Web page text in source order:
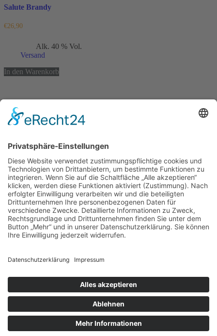
Salute Brandy
€26,90
Alk. 40 % Vol.
Versand
In den Warenkorb
Mühlenstr. 30 | 49661 Cloppenburg |
Christoph Keiss: 0 170 44 44 423
Mo-Fr:11:00 – 18:00 Uhr
Sa:11:00 – 16:00 Uhr
So:geschlossen
Datenschutz
Impressum
Allgemeine Geschäftsbedingungen
Widerruf
Zahlung & Versand
Impressum
Allgemeine Geschäftsbedingungen
Zahlung & Versand
© 2021 Urgeschmack
[borlabs-cookie type="btn-cookie-preference" title="Cookie